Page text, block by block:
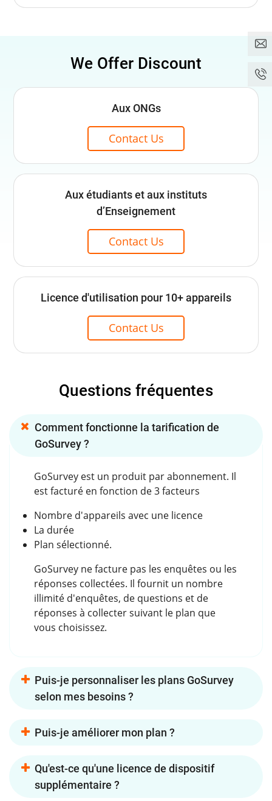
We Offer Discount
Aux ONGs
Contact Us
Aux étudiants et aux instituts
d’Enseignement
Contact Us
Licence d'utilisation pour 10+ appareils
Contact Us
Questions fréquentes
Comment fonctionne la tarification de
GoSurvey ?
GoSurvey est un produit par abonnement. Il
est facturé en fonction de 3 facteurs
Nombre d'appareils avec une licence
La durée
Plan sélectionné.
GoSurvey ne facture pas les enquêtes ou les
réponses collectées. Il fournit un nombre
illimité d'enquêtes, de questions et de
réponses à collecter suivant le plan que
vous choisissez.
Puis-je personnaliser les plans GoSurvey
selon mes besoins ?
Puis-je améliorer mon plan ?
Qu'est-ce qu'une licence de dispositif
supplémentaire ?